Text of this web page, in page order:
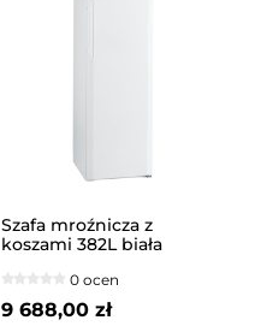
Szafa mroźnicza z
koszami 382L biała
0 ocen
9 688,00 zł